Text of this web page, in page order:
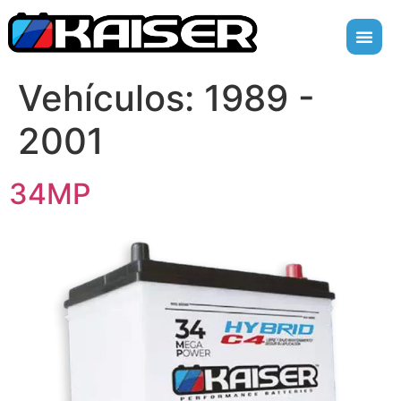
Vehículos: 1989 -
2001
34MP